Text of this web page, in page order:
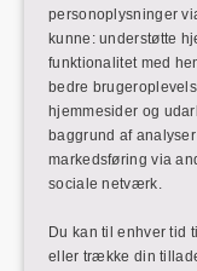
Vejledning
personoplysninger
kunne: understøtte
funktionalitet med
bedre
hjemmesider og
baggrund af
markedsføring via
sociale netværk.
Du kan til enhver tid
eller trække din